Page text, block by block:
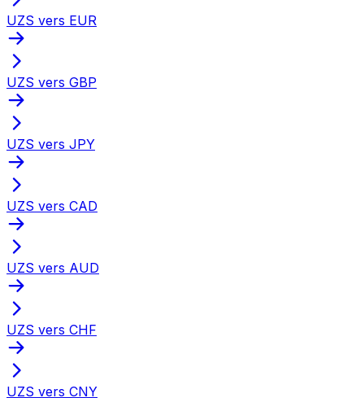
UZS vers EUR
UZS vers GBP
UZS vers JPY
UZS vers CAD
UZS vers AUD
UZS vers CHF
UZS vers CNY